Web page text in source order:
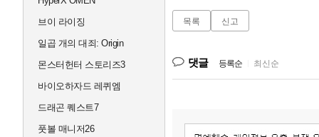
브이 라이징
일곱 개의 대죄: Origin
몬스터헌터 스토리즈3
바이오하자드 레퀴엠
드래곤 퀘스트7
풋볼 매니저26
목록 신고
댓글 등록순 최신순